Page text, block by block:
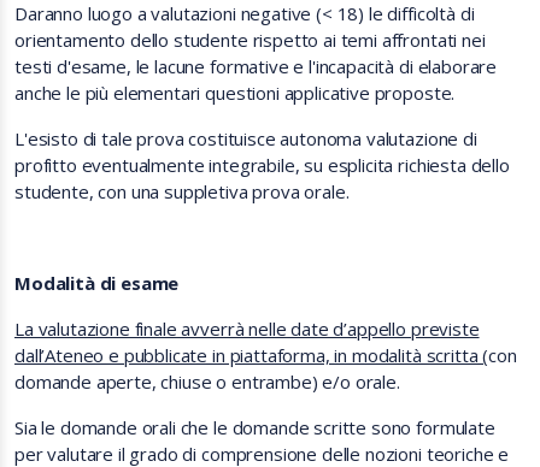
Daranno luogo a valutazioni negative (< 18) le difficoltà di
orientamento dello studente rispetto ai temi affrontati nei
testi d'esame, le lacune formative e l'incapacità di elaborare
anche le più elementari questioni applicative proposte.
L'esisto di tale prova costituisce autonoma valutazione di
profitto eventualmente integrabile, su esplicita richiesta dello
studente, con una suppletiva prova orale.
Modalità di esame
La valutazione finale avverrà nelle date d’appello previste
dall’Ateneo e pubblicate in piattaforma, in modalità scritta (con
domande aperte, chiuse o entrambe) e/o orale.
Sia le domande orali che le domande scritte sono formulate
per valutare il grado di comprensione delle nozioni teoriche e